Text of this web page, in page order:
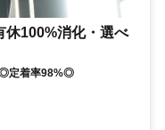
休100%消化・選べ
◎定着率98%◎